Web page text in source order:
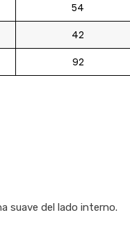
54
42
92
suave del lado interno.